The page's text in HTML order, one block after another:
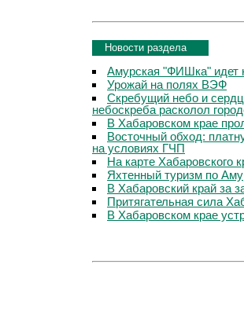
Новости раздела
Амурская "ФИШка" идет
Урожай на полях ВЭФ
Скребущий небо и
небоскреба расколол
В Хабаровском крае
Восточный обход:
на условиях ГЧП
На карте Хабаровского
Яхтенный туризм по
В Хабаровский край за
Притягательная сила
В Хабаровском крае